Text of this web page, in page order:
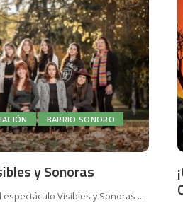
BARRIO SONORO
y Sonoras
Visibles y Sonoras ...